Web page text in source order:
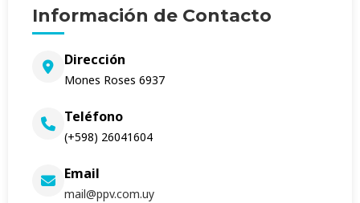
Información de Contacto
Dirección
Mones Roses 6937
Teléfono
(+598) 26041604
Email
mail@ppv.com.uy